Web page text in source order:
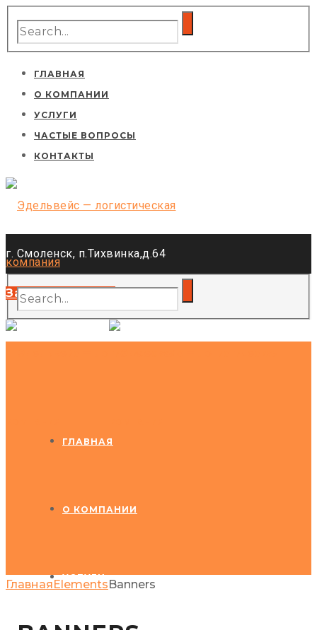
ГЛАВНАЯ
О КОМПАНИИ
УСЛУГИ
ЧАСТЫЕ ВОПРОСЫ
КОНТАКТЫ
г. Смоленск, п.Тихвинка,д.64
Тел.:: +7(919)041-70-03
Email: Larika206@yandex.ru
Заказать звонок
ГЛАВНАЯ
О КОМПАНИИ
УСЛУГИ
ГлавнаяElementsBanners